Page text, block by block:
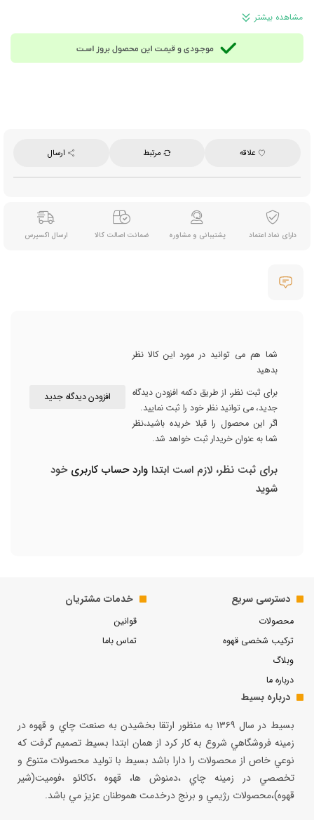
وزن هر عدد: ۳۲ گرم
تعداد تقریبی در ۱ کیلوگرم: ۳۱ عدد
محصول کشور روسیه
مشاهده بیشتر
علاقه مرتبط ارسال
دارای نماد اعتماد پشتیبانی و مشاوره ضمانت اصالت کالا ارسال اکسپرس
شما هم می توانید در مورد این کالا نظر
بدهید
برای ثبت نظر، از طریق دکمه افزودن دیدگاه
جدید، می توانید نظر خود را ثبت نمایید.
اگر این محصول را قبلا خریده باشید،نظر
شما به عنوان خریدار ثبت خواهد شد.
افزودن دیدگاه جدید
برای ثبت نظر، لازم است ابتدا وارد حساب کاربریخود
شوید
دسترسی سریع
محصولات
ترکیب شخصی قهوه
وبلاگ
درباره ما
خدمات مشتریان
قوانین
تماس باما
درباره بسیط
بسيط در سال ۱۳۶۹ به منظور ارتقا بخشيدن به صنعت چاي و قهوه در
زمينه فروشگاهي شروع به كار كرد از همان ابتدا بسيط تصميم گرفت كه
نوعي خاص از محصولات را دارا باشد بسيط با توليد محصولات متنوع و
تخصصي در زمينه چاي ،دمنوش ها، قهوه ،كاكائو ،فوميت(شير
قهوه)،محصولات رژيمي و برنج درخدمت هموطنان عزيز مي باشد.